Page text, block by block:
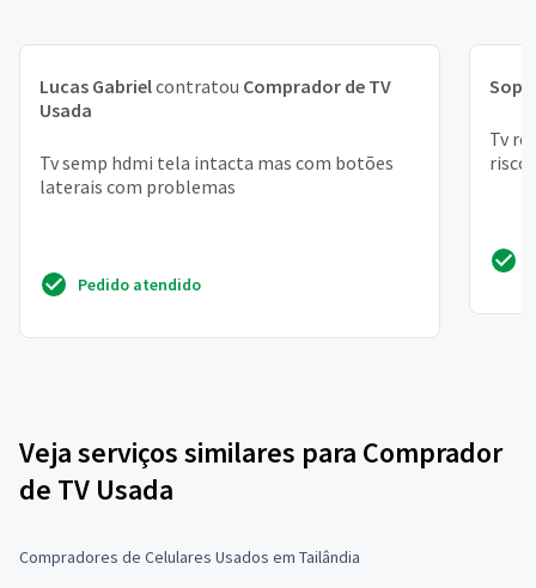
Lucas Gabrielcontratou Comprador de TV
Usada
Tv semp hdmi tela intacta mas com botões
laterais com problemas
Pedido atendido
Tv
Veja serviços similares para Comprador
de TV Usada
Compradores de Celulares Usados em Tailândia